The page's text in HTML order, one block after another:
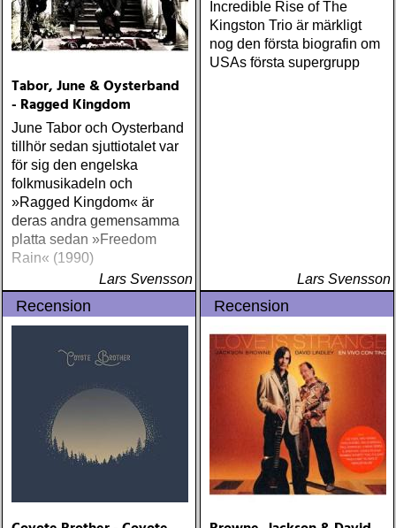
Tabor, June & Oysterband
- Ragged Kingdom
June Tabor och Oysterband
tillhör sedan sjuttiotalet var
för sig den engelska
folkmusikadeln och
»Ragged Kingdom« är
deras andra gemensamma
platta sedan »Freedom
Rain« (1990)
Lars Svensson
Incredible Rise of The
Kingston Trio är märkligt
nog den första biografin om
USAs första supergrupp
Lars Svensson
Recension Recension